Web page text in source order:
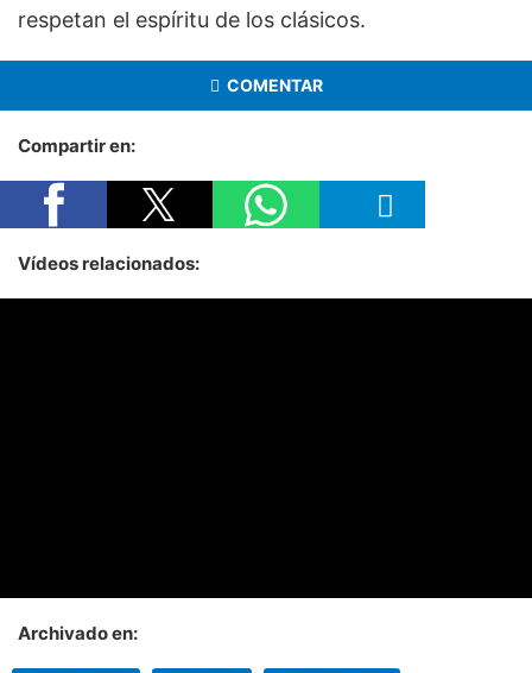
respetan el espíritu de los clásicos.
COMENTAR
Compartir en:
Vídeos relacionados:
Archivado en: